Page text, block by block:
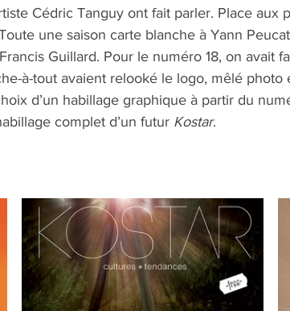
Cédric Tanguy ont fait parler. Place aux
une saison carte blanche à Yann
Guillard. Pour le numéro 18, on avait
à-tout avaient relooké le logo, mêlé photo
d’un habillage graphique à partir du
complet d’un futur Kostar.